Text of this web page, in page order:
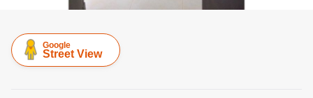
Google
Street View